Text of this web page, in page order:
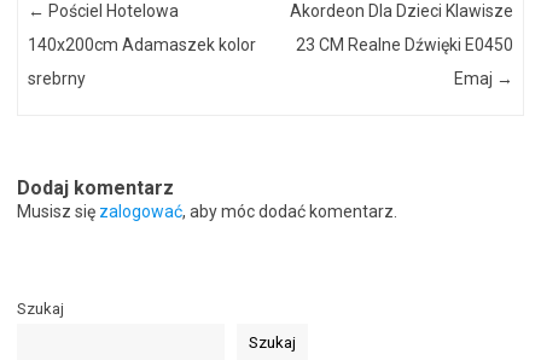
← Pościel Hotelowa
140x200cm Adamaszek kolor
srebrny
Akordeon Dla Dzieci Klawisze
23 CM Realne Dźwięki E0450
Emaj →
Dodaj komentarz
Musisz się zalogować, aby móc dodać komentarz.
Szukaj
Szukaj